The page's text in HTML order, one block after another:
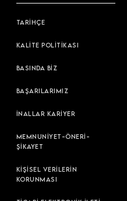
TARİHÇE
KALİTE POLİTİKASI
BASINDA BİZ
BAŞARILARIMIZ
İNALLAR KARİYER
MEMNUNİYET-ÖNERİ-
ŞİKAYET
KİŞİSEL VERİLERİN
KORUNMASI